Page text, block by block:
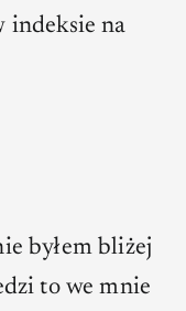
indeksie na
byłem bliżej
to we mnie